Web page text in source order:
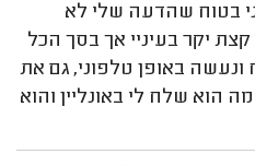
בטוח שהדעה שלי לא
יקר בעיניי אך בסך הכל
ונעשה באופן טלפוני, גם את
הוא שלח לי באונליין והוא